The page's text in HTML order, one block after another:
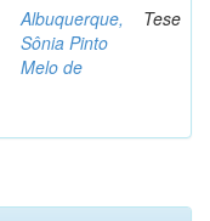
Albuquerque,
Sônia Pinto
Melo de
Tese